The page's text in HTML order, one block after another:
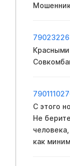
С этого
Не
как